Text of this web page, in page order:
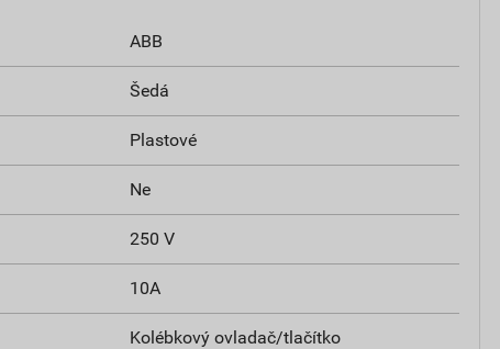
ABB
Šedá
Plastové
Ne
250 V
10A
Kolébkový ovladač/tlačítko